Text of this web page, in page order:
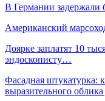
В Германии задержали
Американский
Доярке заплатят 10
эндоскописту…
Фасадная штукатурка:
выразительного